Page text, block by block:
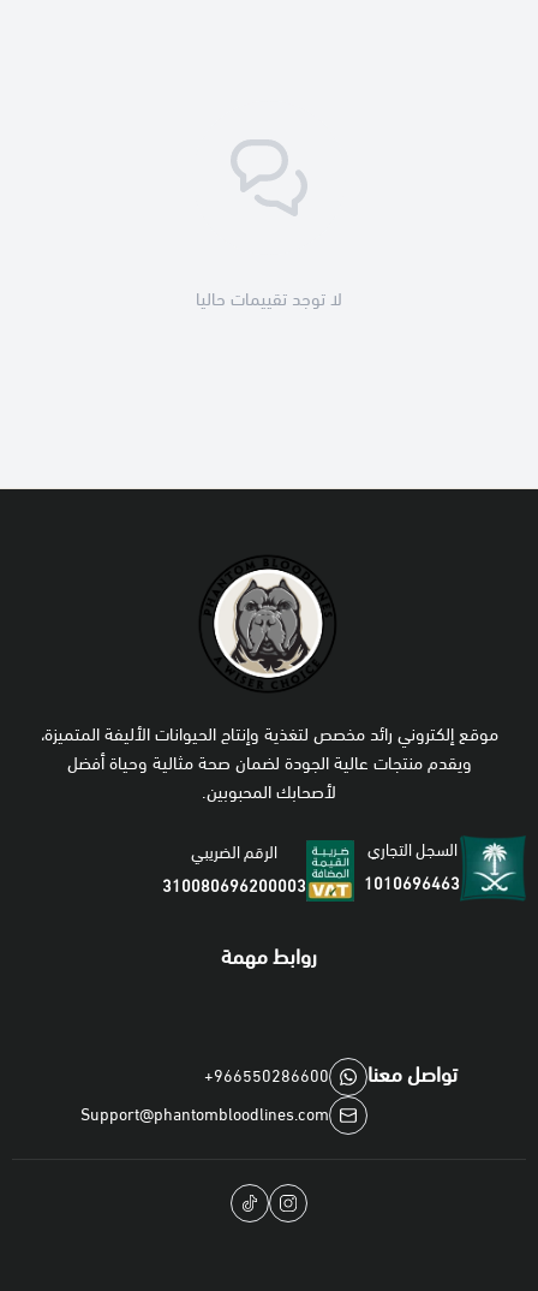
لا توجد تقييمات حاليا
موقع إلكتروني رائد مخصص لتغذية وإنتاج الحيوانات الأليفة المتميزة،
ويقدم منتجات عالية الجودة لضمان صحة مثالية وحياة أفضل
لأصحابك المحبوبين.
السجل التجاري
1010696463
الرقم الضريبي
310080696200003
روابط مهمة
تواصل معنا
+966550286600
Support@phantombloodlines.com